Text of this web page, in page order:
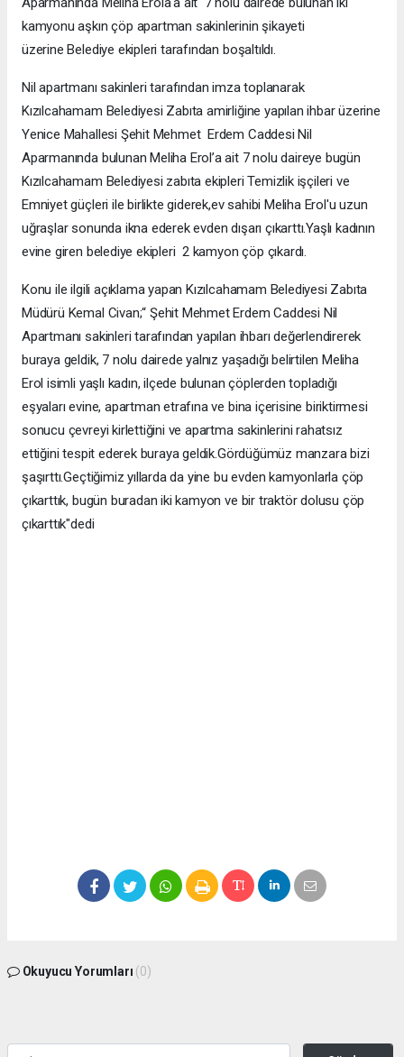
kamyonu aşkın çöp apartman sakinlerinin şikayeti
üzerine Belediye ekipleri tarafından boşaltıldı.
Nil apartmanı sakinleri tarafından imza toplanarak
Kızılcahamam Belediyesi Zabıta amirliğine yapılan ihbar üzerine
Yenice Mahallesi Şehit Mehmet Erdem Caddesi Nil
Aparmanında bulunan Meliha Erol’a ait 7 nolu daireye bugün
Kızılcahamam Belediyesi zabıta ekipleri Temizlik işçileri ve
Emniyet güçleri ile birlikte giderek,ev sahibi Meliha Erol'u uzun
uğraşlar sonunda ikna ederek evden dışarı çıkarttı.Yaşlı kadının
evine giren belediye ekipleri 2 kamyon çöp çıkardı.
Konu ile ilgili açıklama yapan Kızılcahamam Belediyesi Zabıta
Müdürü Kemal Civan;“ Şehit Mehmet Erdem Caddesi Nil
Apartmanı sakinleri tarafından yapılan ihbarı değerlendirerek
buraya geldik, 7 nolu dairede yalnız yaşadığı belirtilen Meliha
Erol isimli yaşlı kadın, ilçede bulunan çöplerden topladığı
eşyaları evine, apartman etrafına ve bina içerisine biriktirmesi
sonucu çevreyi kirlettiğini ve apartma sakinlerini rahatsız
ettiğini tespit ederek buraya geldik.Gördüğümüz manzara bizi
şaşırttı.Geçtiğimiz yıllarda da yine bu evden kamyonlarla çöp
çıkarttık, bugün buradan iki kamyon ve bir traktör dolusu çöp
çıkarttık"dedi
Okuyucu Yorumları (0)